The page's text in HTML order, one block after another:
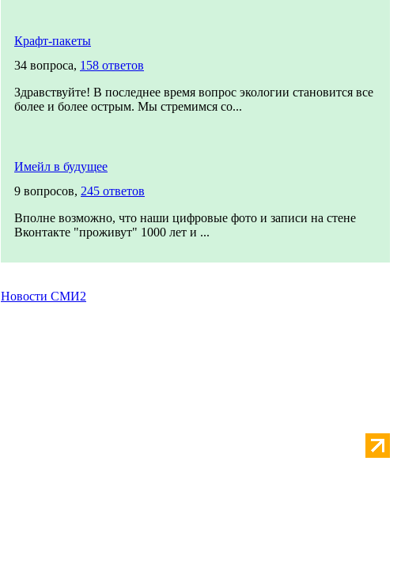
Крафт-пакеты
34 вопроса, 158 ответов
Здравствуйте! В последнее время вопрос экологии становится все
более и более острым. Мы стремимся со...
Имейл в будущее
9 вопросов, 245 ответов
Вполне возможно, что наши цифровые фото и записи на стене
Вконтакте "проживут" 1000 лет и ...
Новости СМИ2